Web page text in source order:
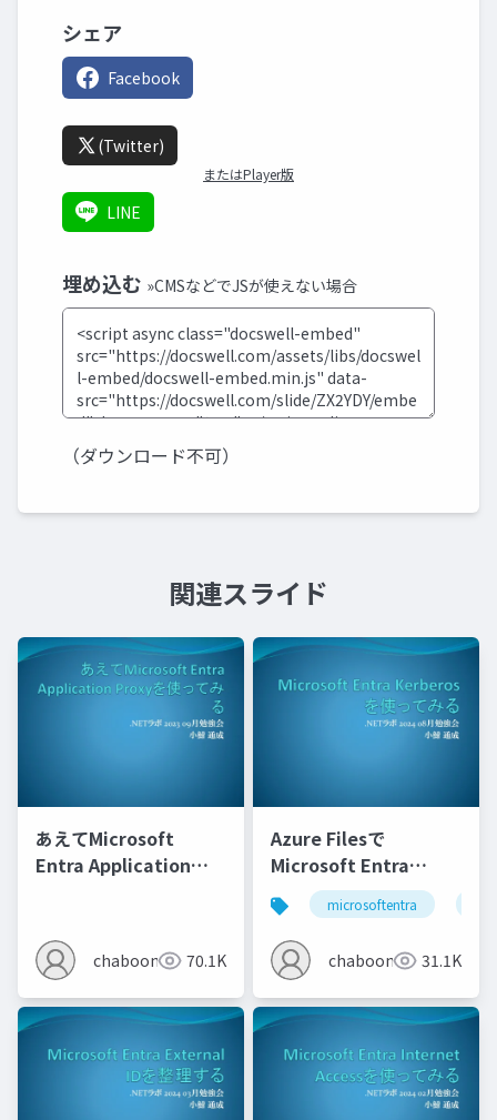
シェア
Facebook
(Twitter)
またはPlayer版
LINE
埋め込む »CMSなどでJSが使えない場合
（ダウンロード不可）
関連スライド
あえてMicrosoft
Entra Application
chaboon 70.1K
Azure Filesで
Microsoft Entra
Kerberosを使ってみる
microsoftentra
chaboon 31.1K